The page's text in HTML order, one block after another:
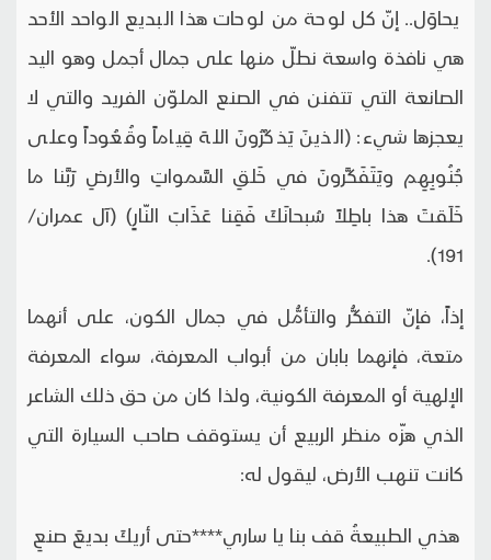
يحاوَل.. إنّ كل لوحة من لوحات هذا البديع الواحد الأحد
هي نافذة واسعة نطلّ منها على جمال أجمل وهو اليد
الصانعة التي تتفنن في الصنع الملوّن الفريد والتي لا
يعجزها شيء: (الذينَ يَذكُرُونَ اللهَ قِياماً وقُعُوداً وعلى
جُنُوبِهِم ويَتَفَكَّرونَ في خَلقِ السَّمواتِ والأرضِ رَبَّنا ما
خَلَقتَ هذا باطِلاً سُبحانَكَ فَقِنا عَذَابَ النّارٍ) (آل عمران/
191).
إذاً، فإنّ التفكُّر والتأمُّل في جمال الكون، على أنهما
متعة، فإنهما بابان من أبواب المعرفة، سواء المعرفة
الإلهية أو المعرفة الكونية، ولذا كان من حق ذلك الشاعر
الذي هزّه منظر الربيع أن يستوقف صاحب السيارة التي
كانت تنهب الأرض، ليقول له:
هذي الطبيعةُ قف بنا يا ساري****حتى أريكَ بديعَ صنعِ